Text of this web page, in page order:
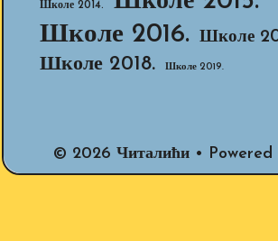
Школе 2014.
Школе 2016. Школе
Школе 2018. Школе 2019.
© 2026 Читалићи• Powered